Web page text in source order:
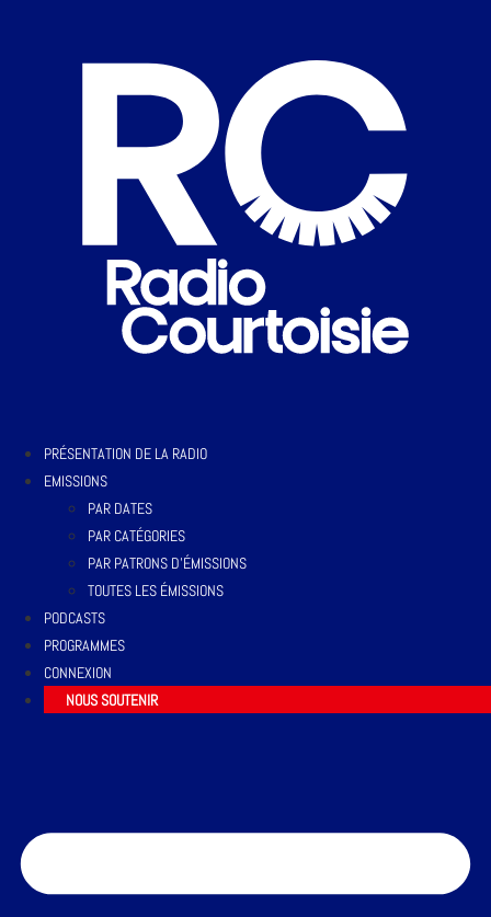
PRÉSENTATION DE LA RADIO
EMISSIONS
PAR DATES
PAR CATÉGORIES
PAR PATRONS D’ÉMISSIONS
TOUTES LES ÉMISSIONS
PODCASTS
PROGRAMMES
CONNEXION
NOUS SOUTENIR